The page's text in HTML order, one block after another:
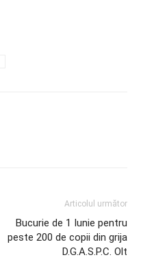
Articolul următor
Bucurie de 1 Iunie pentru
peste 200 de copii din grija
D.G.A.S.P.C. Olt